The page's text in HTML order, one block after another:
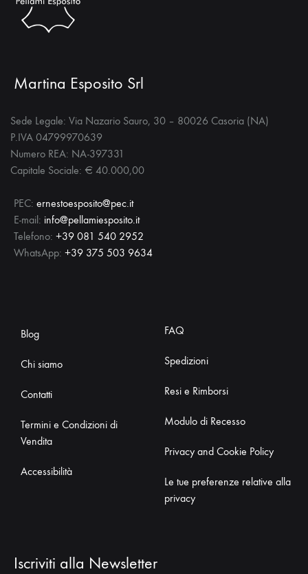
scelte
nella
prodotto
Martina Esposito Srl
Sede Legale: Via Nazario Sauro, 30 – 80026 Casoria (NA)
P.IVA 04799970639
Numero REA: NA-397331
Capitale Sociale: € 40.000,00
PEC: ernestoesposito@pec.it
E-mail: info@pellamiesposito.it
Telefono: +39 081 540 2952
WhatsApp: +39 375 503 9634
Blog
Chi siamo
Contatti
Termini e Condizioni di
Vendita
Accessibilità
FAQ
Spedizioni
Resi e Rimborsi
Modulo di Recesso
Privacy and Cookie Policy
Le tue preferenze relative alla
privacy
Iscriviti alla Newsletter